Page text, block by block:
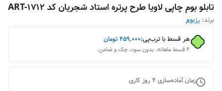
تابلو بوم چاپی لاویا طرح پرتره استاد شجریان کد ART-1712
برند: رزبوم
هر قسط با ترب‌پی:۴۵۹٬۰۰۰تومان
۴ قسط ماهانه. بدون سود، چک و ضامن.
زمان آماده‌سازی4روز کاری